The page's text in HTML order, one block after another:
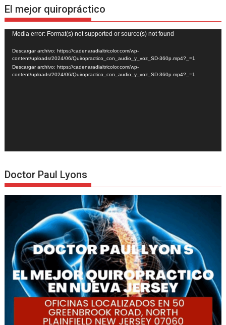
El mejor quiropráctico
Reproductor
de
vídeo
Media error: Format(s) not supported or source(s) not found
Descargar archivo: https://cadenaradialtricolor.com/wp-
content/uploads/2024/06/Quiropractico_con_audio_y_voz_SD-360p.mp4?_=1
Descargar archivo: https://cadenaradialtricolor.com/wp-
content/uploads/2024/06/Quiropractico_con_audio_y_voz_SD-360p.mp4?_=1
Doctor Paul Lyons